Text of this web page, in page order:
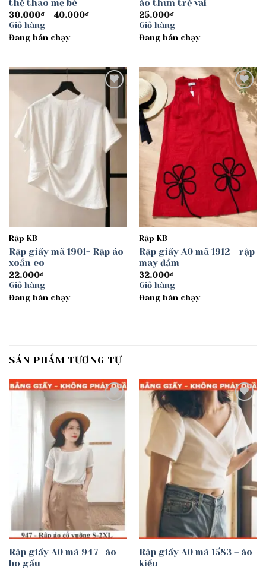
thể thao mẹ bé
30.000₫ – 40.000₫Khoảng
Giỏ hàng
Đang bán chạy
áo thun trễ vai
25.000₫
Giỏ hàng
Đang bán chạy
wishlist
Rập KB
Rập giấy mã 1901- Rập áo
xoắn eo
22.000₫
Giỏ hàng
Đang bán chạy
Add to
wishlist
Rập KB
Rập giấy A0 mã 1912 – rập
may đầm
32.000₫
Giỏ hàng
Đang bán chạy
SẢN PHẨM TƯƠNG TỰ
Rập giấy A0 mã 947 -áo
bo gấu
Add to
wishlist
Rập giấy A0 mã 1583 – áo
kiểu